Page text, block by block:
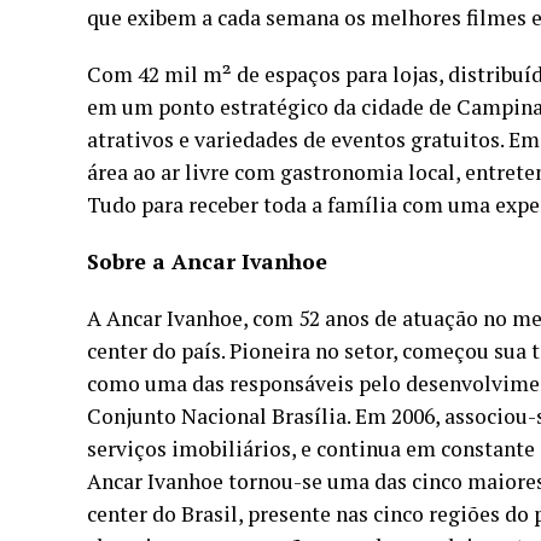
que exibem a cada semana os melhores filmes
Com 42 mil m² de espaços para lojas,
em um ponto estratégico da cidade de
atrativos e variedades de eventos gratuitos.
área ao ar livre com gastronomia local,
Tudo para receber toda a família com uma
Sobre a Ancar Ivanhoe
A Ancar Ivanhoe, com 52 anos de atuação no
center do país. Pioneira no setor, começou
como uma das responsáveis pelo
Conjunto Nacional Brasília. Em 2006,
serviços imobiliários, e continua em constante
Ancar Ivanhoe tornou-se uma das cinco
center do Brasil, presente nas cinco regiões